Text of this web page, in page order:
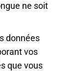
ne soit
données
vos
que vous